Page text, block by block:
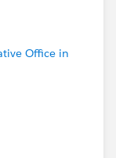
Office in